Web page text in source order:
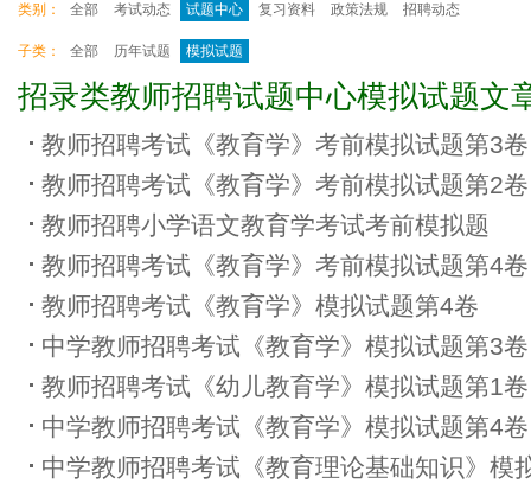
类别： 全部 考试动态 试题中心 复习资料 政策法规 招聘动态
子类： 全部 历年试题 模拟试题
招录类教师招聘试题中心模拟试题文
教师招聘考试《教育学》考前模拟试题第3卷
教师招聘考试《教育学》考前模拟试题第2卷
教师招聘小学语文教育学考试考前模拟题
教师招聘考试《教育学》考前模拟试题第4卷
教师招聘考试《教育学》模拟试题第4卷
中学教师招聘考试《教育学》模拟试题第3卷
教师招聘考试《幼儿教育学》模拟试题第1卷
中学教师招聘考试《教育学》模拟试题第4卷
中学教师招聘考试《教育理论基础知识》模